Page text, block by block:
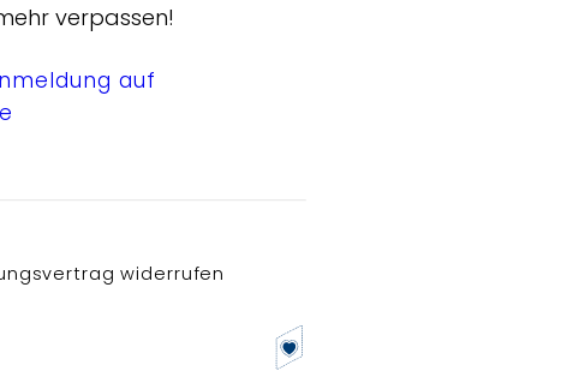
verpassen!
auf
widerrufen